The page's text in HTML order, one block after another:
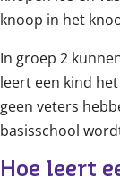
knoop in het
In groep 2
leert een kind
geen veters
basisschool
Hoe leert